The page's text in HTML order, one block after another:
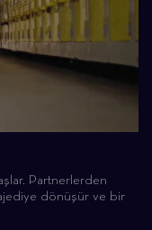
Partnerlerden
dönüşür ve bir